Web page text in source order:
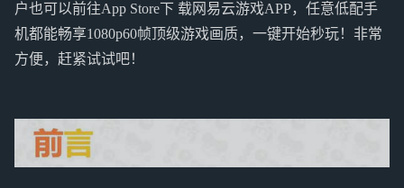
户也可以前往App Store下 载网易云游戏APP，任意低配手
机都能畅享1080p60帧顶级游戏画质，一键开始秒玩！非常
方便，赶紧试试吧！